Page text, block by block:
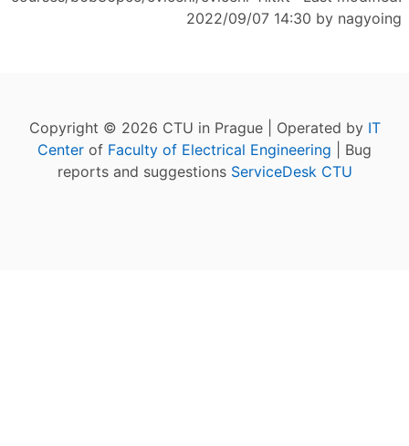
2022/09/07 14:30 by nagyoing
Copyright © 2026 CTU in Prague | Operated by IT
Center of Faculty of Electrical Engineering | Bug
reports and suggestions ServiceDesk CTU